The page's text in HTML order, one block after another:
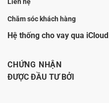
Chăm sóc khách hàng
Hệ thống cho vay qua iCloud
CHỨNG NHẬN
ĐƯỢC ĐẦU TƯ BỞI